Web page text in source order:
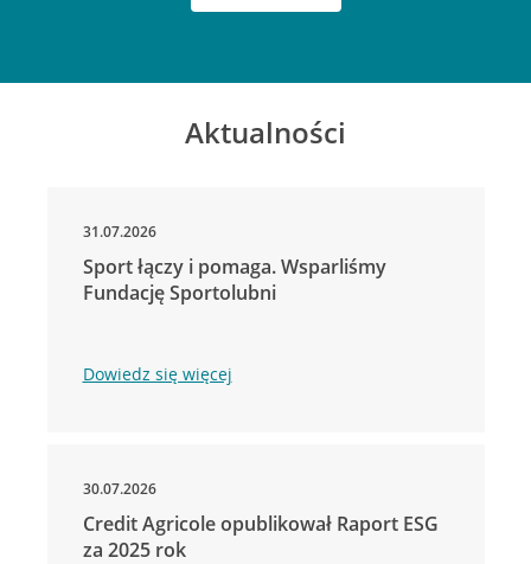
Aktualności
31.07.2026
Sport łączy i pomaga. Wsparliśmy
Fundację Sportolubni
Dowiedz się więcej
30.07.2026
Credit Agricole opublikował Raport ESG
za 2025 rok